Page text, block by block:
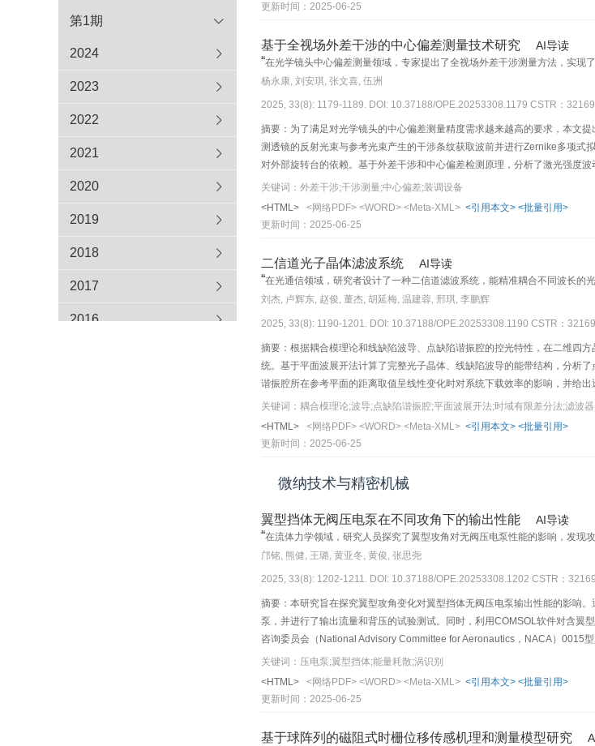
第1期
2024
2023
2022
2021
2020
2019
2018
2017
2016
更新时间：2025-06-25
基于全视场外差干涉的中心偏差测量技术研究 AI导读
“在光学镜头中心偏差测量领域，专家提出了全视场外差干涉测量方法，实现
杨永康, 刘安琪, 张文喜, 伍洲
2025, 33(8): 1179-1189. DOI: 10.37188/OPE.20253308.1179 CSTR：
摘要：为了满足对光学镜头的中心偏差测量精度需求越来越高的要求，本文
测透镜的反射光束与参考光束产生的干涉条纹获取波前并进行Zernike多项式
对外部旋转台的依赖。基于外差干涉和中心偏差检测原理，分析了激光强度
波动正相关，且受到被测镜曲率，中心偏差影响。搭建了基于外差干涉的中
度不低于0.06″，并通过实验验证了仿真结果。研究结果表明与传统的自准
关键词：外差干涉;干涉测量;中心偏差;装调设备
<HTML>
<网络PDF> <WORD> <Meta-XML> <引用本文> <批量引用>
更新时间：2025-06-25
二信道光子晶体滤波系统 AI导读
“在光通信领域，研究者设计了一种二信道滤波系统，能精准耦合不同波长的
刘杰, 卢辉东, 赵俊, 董杰, 胡延梅, 温建蓉, 邢琪, 李鹏辉
2025, 33(8): 1190-1201. DOI: 10.37188/OPE.20253308.1190 CSTR：
摘要：根据耦合模理论和线缺陷波导、点缺陷谐振腔的控光特性，在二维四
统。基于平面波展开法计算了完整光子晶体、线缺陷波导的能带结构，分析
谐振腔所在参考平面的距离取值呈线性变化时对系统下载效率的影响，并给
够把波长为
=1 561.2 nm，
=1 570.5 nm的光信号较为精准地耦合到各自
473，449，波长间隔为 Δ λ =9.3 nm。该滤波系统的尺寸为20.88μm×22.04 μ
定的理论基础和思路。
关键词：耦合模理论;波导;点缺陷谐振腔;平面波展开法;时域有限差分法;滤波器
<HTML>
<网络PDF> <WORD> <Meta-XML> <引用本文> <批量引用>
更新时间：2025-06-25
微纳技术与精密机械
翼型挡体无阀压电泵在不同攻角下的输出性能 AI导读
“在流体力学领域，研究人员探究了翼型攻角对无阀压电泵性能的影响，发现
邝铭, 熊健, 王璐, 黄亚冬, 黄俊, 张思尧
2025, 33(8): 1202-1211. DOI: 10.37188/OPE.20253308.1202 CSTR：
摘要：本研究旨在探究翼型攻角变化对翼型挡体无阀压电泵输出性能的影响
泵，并进行了输出流量和背压的试验测试。同时，利用COMSOL软件对含翼
咨询委员会（National Advisory Committee for Aeronautics，NACA）0015
Pa。随着攻角的增大，压电泵的输出性能逐渐降低。流场仿真结果显示，流
尺度更大。随着攻角的增大，流场的涡流结构呈现聚集、增多的趋势，涡流
加剧流场能量耗散，从而降低泵的输出性能。本研究为高性能无阀压电泵的
关键词：压电泵;翼型挡体;能量耗散;涡识别
<HTML>
<网络PDF> <WORD> <Meta-XML> <引用本文> <批量引用>
更新时间：2025-06-25
基于球阵列的磁阻式时栅位移传感机理和测量模型研究